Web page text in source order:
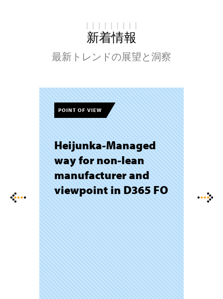
新着情報
最新トレンドの展望と洞察
POINT OF VIEW
Heijunka-Managed
way for non-lean
manufacturer and
viewpoint in D365 FO